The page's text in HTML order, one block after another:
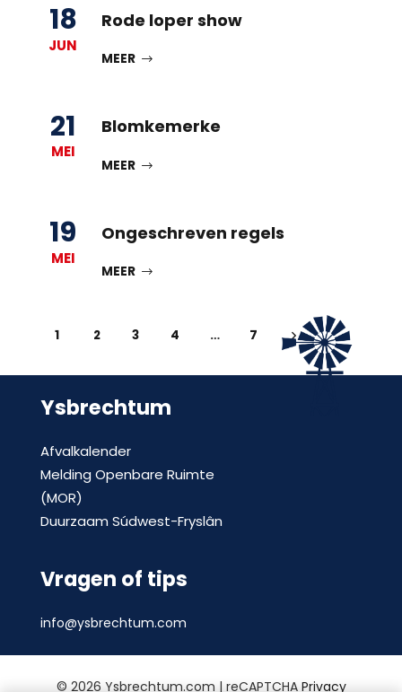
18
JUN
Rode loper show
MEER
21
MEI
Blomkemerke
MEER
19
MEI
Ongeschreven regels
MEER
1 2 3 4 … 7
Ysbrechtum
Afvalkalender
Melding Openbare Ruimte
(MOR)
Duurzaam Súdwest-Fryslân
Vragen of tips
info@ysbrechtum.com
© 2026 Ysbrechtum.com | reCAPTCHA Privacy